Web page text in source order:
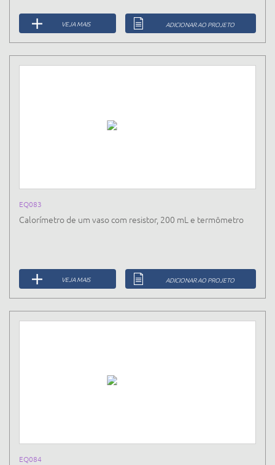
VEJA MAIS ADICIONAR AO PROJETO
EQ083
Calorímetro de um vaso com resistor, 200 mL e termômetro
VEJA MAIS ADICIONAR AO PROJETO
EQ084